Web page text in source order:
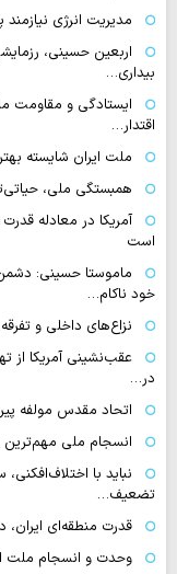
مدیریت انرژی
اربعین حسینی،
بیداری…
ایستادگی و مقاومت
اقتدار…
ملت ایران شایسته
همبستگی ملی،
آمریکا در معادله
است
ماموستا حسینی:
خود ناکام…
نزاع‌های داخلی و
عقب‌نشینی آمریکا از
در…
اتحاد مقدس مولفه
انسجام ملی
نباید با
تضعیف…
قدرت منطقه‌ای
وحدت و انسجام ملت